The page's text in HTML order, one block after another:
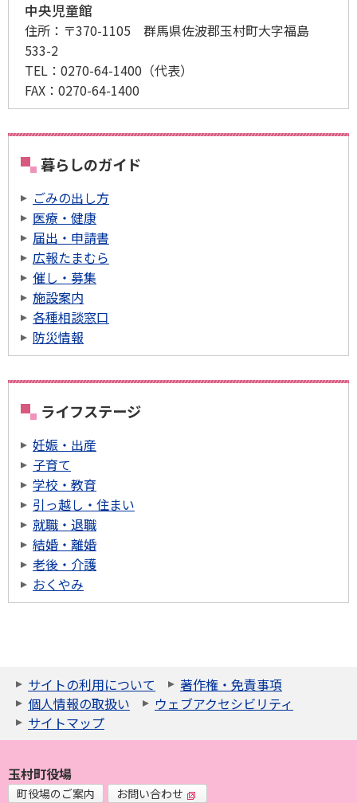
中央児童館
住所： 〒370-1105 群馬県佐波郡玉村町大字福島
533-2
TEL： 0270-64-1400 （代表）
FAX： 0270-64-1400
暮らしのガイド
ごみの出し方
医療・健康
届出・申請書
広報たまむら
催し・募集
施設案内
各種相談窓口
防災情報
ライフステージ
妊娠・出産
子育て
学校・教育
引っ越し・住まい
就職・退職
結婚・離婚
老後・介護
おくやみ
サイトの利用について
著作権・免責事項
個人情報の取扱い
ウェブアクセシビリティ
サイトマップ
玉村町役場
町役場のご案内 お問い合わせ